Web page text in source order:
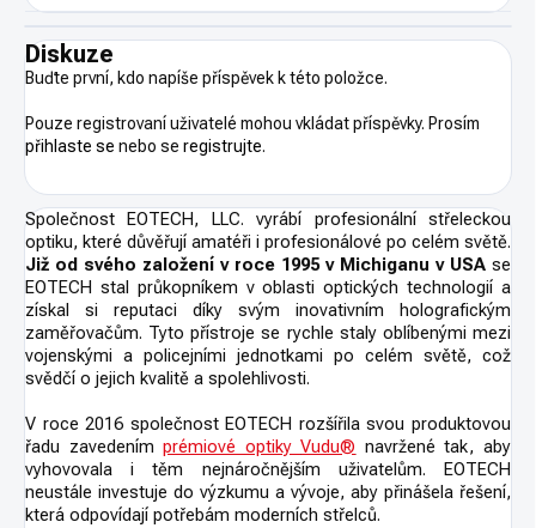
Diskuze
Buďte první, kdo napíše příspěvek k této položce.
Pouze registrovaní uživatelé mohou vkládat příspěvky. Prosím
přihlaste se nebo se registrujte.
Společnost EOTECH, LLC.vyrábí profesionální střeleckou
optiku, které důvěřují amatéři i profesionálové po celém světě.
Již od svého založení v roce 1995 v Michiganu v USA se
EOTECH stal průkopníkem v oblasti optických technologií a
získal si reputaci díky svým inovativním holografickým
zaměřovačům. Tyto přístroje se rychle staly oblíbenými mezi
vojenskými a policejními jednotkami po celém světě, což
svědčí o jejich kvalitě a spolehlivosti.
V roce 2016 společnost EOTECH rozšířila svou produktovou
řadu zavedenímprémiové optiky Vudu® navržené tak, aby
vyhovovala i těm nejnáročnějším uživatelům. EOTECH
neustále investuje do výzkumu a vývoje, aby přinášela řešení,
která odpovídají potřebám moderních střelců.